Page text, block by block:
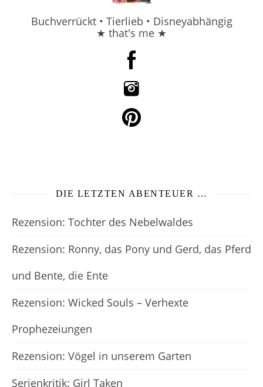
Buchverrückt • Tierlieb • Disneyabhängig
★ that's me ★
DIE LETZTEN ABENTEUER …
Rezension: Tochter des Nebelwaldes
Rezension: Ronny, das Pony und Gerd, das Pferd
und Bente, die Ente
Rezension: Wicked Souls – Verhexte
Prophezeiungen
Rezension: Vögel in unserem Garten
Serienkritik: Girl Taken